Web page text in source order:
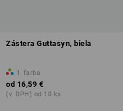
Zástera Guttasyn, biela
1 farba
od 16,59 €
(v. DPH) od 10 ks